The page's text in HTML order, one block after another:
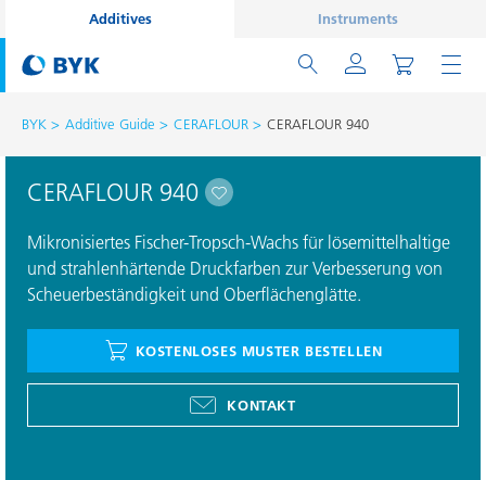
Additives Instruments
BYK Additive Guide CERAFLOUR CERAFLOUR 940
CERAFLOUR 940
Mikronisiertes Fischer-Tropsch-Wachs für lösemittelhaltige
und strahlenhärtende Druckfarben zur Verbesserung von
Scheuerbeständigkeit und Oberflächenglätte.
KOSTENLOSES MUSTER BESTELLEN
KONTAKT